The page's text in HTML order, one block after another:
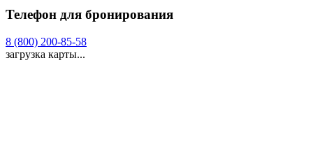
Телефон для бронирования
8 (800) 200-85-58
загрузка карты...